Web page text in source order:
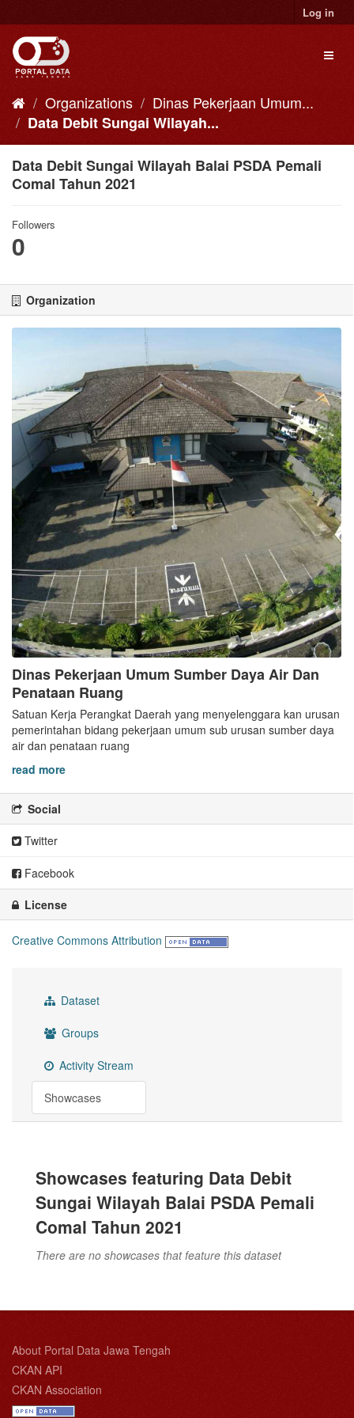
to
content
Log in
Organizations
Dinas Pekerjaan Umum...
Data Debit Sungai Wilayah...
Data Debit Sungai Wilayah Balai PSDA Pemali
Comal Tahun 2021
Followers
0
Organization
Dinas Pekerjaan Umum Sumber Daya Air Dan
Penataan Ruang
Satuan Kerja Perangkat Daerah yang menyelenggara kan urusan
pemerintahan bidang pekerjaan umum sub urusan sumber daya
air dan penataan ruang
read more
Social
Twitter
Facebook
License
Creative Commons Attribution
Dataset
Groups
Activity Stream
Showcases
Showcases featuring Data Debit
Sungai Wilayah Balai PSDA Pemali
Comal Tahun 2021
There are no showcases that feature this dataset
About Portal Data Jawa Tengah
CKAN API
CKAN Association